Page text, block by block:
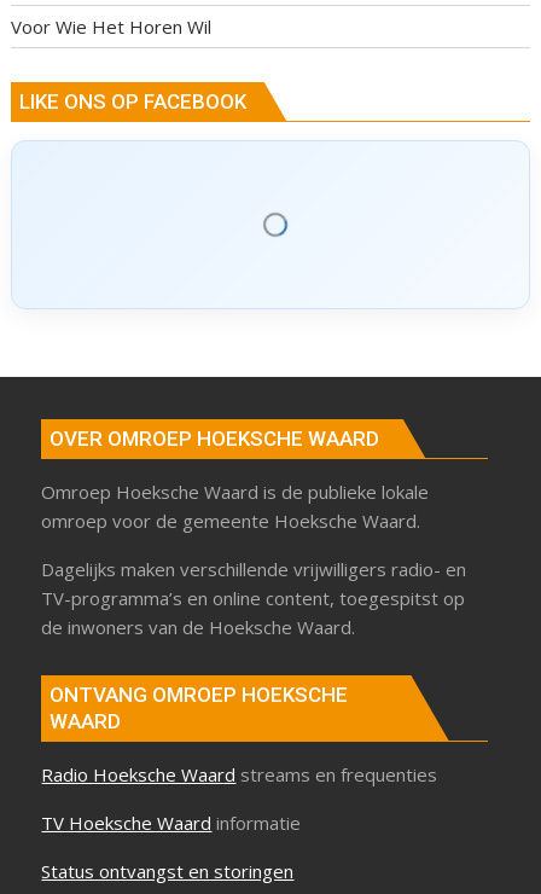
Voor Wie Het Horen Wil
LIKE ONS OP FACEBOOK
OVER OMROEP HOEKSCHE WAARD
Omroep Hoeksche Waard is de publieke lokale
omroep voor de gemeente Hoeksche Waard.
Dagelijks maken verschillende vrijwilligers radio- en
TV-programma’s en online content, toegespitst op
de inwoners van de Hoeksche Waard.
ONTVANG OMROEP HOEKSCHE
WAARD
Radio Hoeksche Waard streams en frequenties
TV Hoeksche Waard informatie
Status ontvangst en storingen